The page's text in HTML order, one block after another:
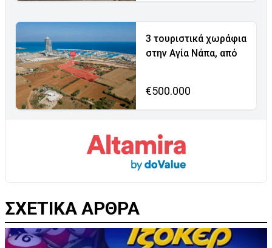
3 τουριστικά χωράφια
στην Αγία Νάπα, από
€500.000
ΣΧΕΤΙΚΑ ΑΡΘΡΑ